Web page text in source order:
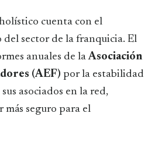
cuenta con el
sector de la franquicia. El
anuales de laAsociación
(AEF) por la estabilidad
asociados en la red,
más seguro para el